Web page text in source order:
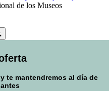
de los Museos
te mantendremos al día de